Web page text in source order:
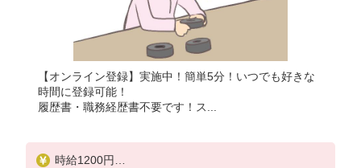
【オンライン登録】実施中！簡単5分！いつでも好きな
時間に登録可能！
履歴書・職務経歴書不要です！ス...
時給1200円